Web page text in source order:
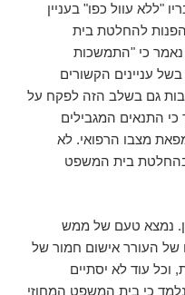
"ללא עוול כפו" בעניין
להחלטת בית
מיום 3.6.2019 בה נאמר כי "התמשכות
עניינים הקשורים
גם בשלב הזה לפקח על
כי התנאים המגבילים
מצבו הרפואי. לא
בית המשפט
נמצא טעם של ממש
העורר אישום חמור של
וכל עוד לא יסתיים
כי בית המשפט המחוזי